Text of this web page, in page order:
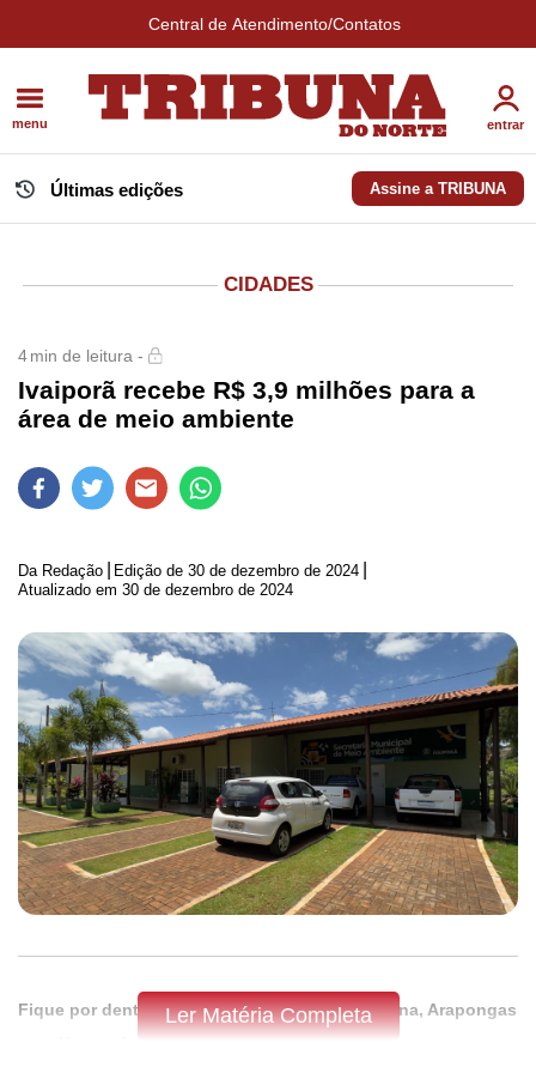
Central de Atendimento/Contatos
menu entrar
Últimas edições Assine a TRIBUNA
CIDADES
4min de leitura -
Ivaiporã recebe R$ 3,9 milhões para a
área de meio ambiente
Da Redação Edição de 30 de dezembro de 2024
Atualizado em 30 de dezembro de 2024
Fique por dentro do que acontece em Apucarana, Arapongas
assine a Tribuna do Norte.
Ler Matéria Completa